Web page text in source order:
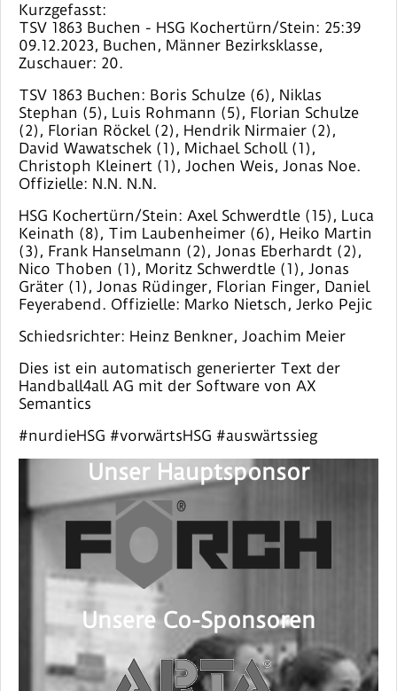
Kurzgefasst:
TSV 1863 Buchen - HSG Kochertürn/Stein: 25:39
09.12.2023, Buchen, Männer Bezirksklasse,
Zuschauer: 20.
TSV 1863 Buchen: Boris Schulze (6), Niklas
Stephan (5), Luis Rohmann (5), Florian Schulze
(2), Florian Röckel (2), Hendrik Nirmaier (2),
David Wawatschek (1), Michael Scholl (1),
Christoph Kleinert (1), Jochen Weis, Jonas Noe.
Offizielle: N.N. N.N.
HSG Kochertürn/Stein: Axel Schwerdtle (15), Luca
Keinath (8), Tim Laubenheimer (6), Heiko Martin
(3), Frank Hanselmann (2), Jonas Eberhardt (2),
Nico Thoben (1), Moritz Schwerdtle (1), Jonas
Gräter (1), Jonas Rüdinger, Florian Finger, Daniel
Feyerabend. Offizielle: Marko Nietsch, Jerko Pejic
Schiedsrichter: Heinz Benkner, Joachim Meier
Dies ist ein automatisch generierter Text der
Handball4all AG mit der Software von AX
Semantics
#nurdieHSG #vorwärtsHSG #auswärtssieg
Unser Hauptsponsor
Unsere Co-Sponsoren